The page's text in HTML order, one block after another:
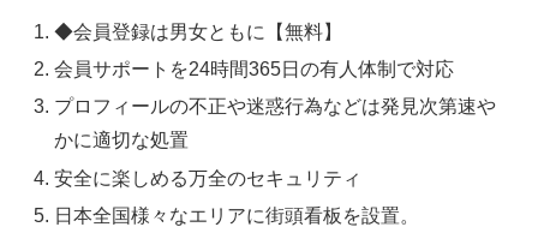
◆会員登録は男女ともに【無料】
会員サポートを24時間365日の有人体制で対応
プロフィールの不正や迷惑行為などは発見次第速や
かに適切な処置
安全に楽しめる万全のセキュリティ
日本全国様々なエリアに街頭看板を設置。